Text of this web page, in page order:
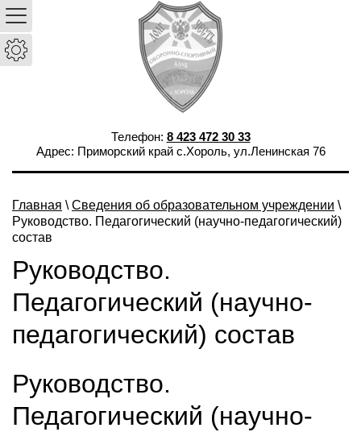
Телефон: 8 423 472 30 33
Адрес: Приморский край с.Хороль, ул.Ленинская 76
Главная \ Сведения об образовательном учреждении \
Руководство. Педагогический (научно-педагогический)
состав
Руководство.
Педагогический (научно-
педагогический) состав
Руководство.
Педагогический (научно-